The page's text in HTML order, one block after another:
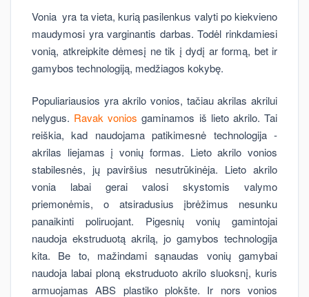
Vonia yra ta vieta, kurią pasilenkus valyti po kiekvieno
maudymosi yra varginantis darbas. Todėl rinkdamiesi
vonią, atkreipkite dėmesį ne tik į dydį ar formą, bet ir
gamybos technologiją, medžiagos kokybę.
Populiariausios yra akrilo vonios, tačiau akrilas akrilui
nelygus. Ravak vonios gaminamos iš lieto akrilo. Tai
reiškia, kad naudojama patikimesnė technologija -
akrilas liejamas į vonių formas. Lieto akrilo vonios
stabilesnės, jų paviršius nesutrūkinėja. Lieto akrilo
vonia labai gerai valosi skystomis valymo
priemonėmis, o atsiradusius įbrėžimus nesunku
panaikinti poliruojant. Pigesnių vonių gamintojai
naudoja ekstruduotą akrilą, jo gamybos technologija
kita. Be to, mažindami sąnaudas vonių gamybai
naudoja labai ploną ekstruduoto akrilo sluoksnį, kuris
armuojamas ABS plastiko plokšte. Ir nors vonios